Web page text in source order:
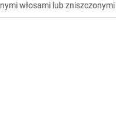
włosami lub zniszczonymi